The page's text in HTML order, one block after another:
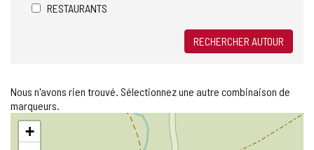
RESTAURANTS
RECHERCHER AUTOUR
Nous n'avons rien trouvé. Sélectionnez une autre combinaison de
marqueurs.
Sauter
carte
+